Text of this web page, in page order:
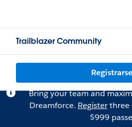
Trailblazer Community
Registrarse
Bring your team and
Dreamforce. Registerthree
$999